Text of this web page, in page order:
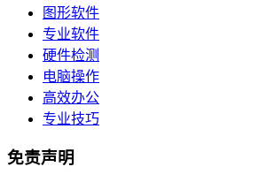
图形软件
专业软件
硬件检测
电脑操作
高效办公
专业技巧
免责声明